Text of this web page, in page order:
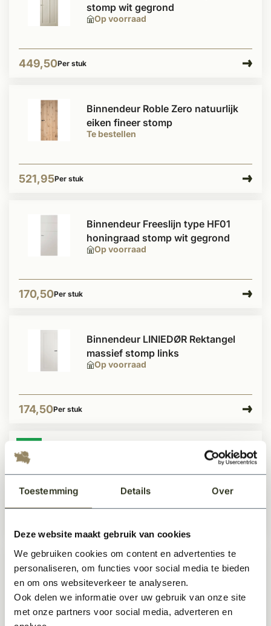
Toestemming Details Over
Deze website maakt gebruik van cookies
We gebruiken cookies om content en advertenties te
personaliseren, om functies voor social media te bieden
en om ons websiteverkeer te analyseren.
Ook delen we informatie over uw gebruik van onze site
met onze partners voor social media, adverteren en
Op voorraad
stomp wit gegrond
449,50Per stuk
Te bestellen
Binnendeur Roble Zero natuurlijk
eiken fineer stomp
521,95Per stuk
Op voorraad
Binnendeur Freeslijn type HF01
honingraad stomp wit gegrond
170,50Per stuk
Op voorraad
Binnendeur LINIEDØR Rektangel
massief stomp links
174,50Per stuk
Compleet set staallook binnendeur
Te bestellen
Industriële staallook stompe deur
zwart incl. gelaagd glas